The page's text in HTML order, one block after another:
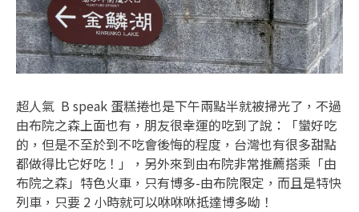
超人氣 B speak 蛋糕捲也是下午兩點半就被掃光了，不過
由布院之森上面也有，朋友很幸運的吃到了說：「蠻好吃
的，但是不至於到不吃會後悔的程度，台灣也有很多甜點
都做得比它好吃！」，另外來到由布院非常推薦搭乘「由
布院之森」特色火車，只有博多-由布院限定，而且是特快
列車，只要 2 小時就可以咻咻咻抵達博多呦！